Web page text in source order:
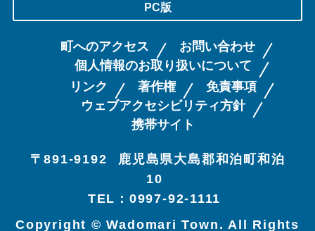
PC版
町へのアクセス
お問い合わせ
個人情報のお取り扱いについて
リンク
著作権
免責事項
ウェブアクセシビリティ方針
携帯サイト
〒891-9192
鹿児島県大島郡和泊町和泊
10
TEL：0997-92-1111
Copyright © Wadomari Town. All Rights